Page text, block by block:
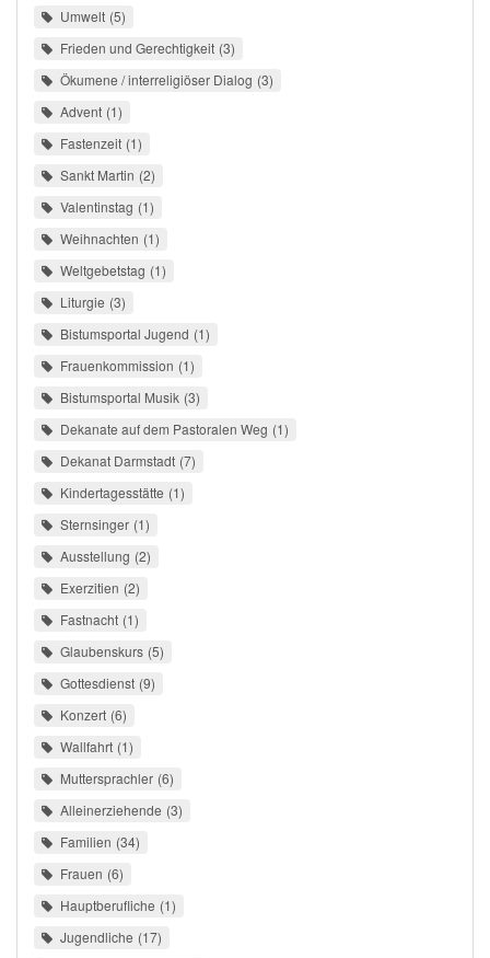
Umwelt 5
Frieden und Gerechtigkeit 3
Ökumene / interreligiöser Dialog 3
Advent 1
Fastenzeit 1
Sankt Martin 2
Valentinstag 1
Weihnachten 1
Weltgebetstag 1
Liturgie 3
Bistumsportal Jugend 1
Frauenkommission 1
Bistumsportal Musik 3
Dekanate auf dem Pastoralen Weg 1
Dekanat Darmstadt 7
Kindertagesstätte 1
Sternsinger 1
Ausstellung 2
Exerzitien 2
Fastnacht 1
Glaubenskurs 5
Gottesdienst 9
Konzert 6
Wallfahrt 1
Muttersprachler 6
Alleinerziehende 3
Familien 34
Frauen 6
Hauptberufliche 1
Jugendliche 17